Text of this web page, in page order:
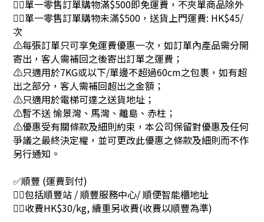
👉🏻單一零售訂單購物滿$500即免運費，不夾單商品除外
👉🏻單一零售訂單購物未滿$500，送貨上門運費: HK$45/
次
⚠每張訂單只可享免運費優惠一次，如訂單內產品需分開
寄出，客人需補回之後寄出訂單之運費；
⚠只適用於7KG或以下/單邊不超過60cm之包裹，如有超
出之部分，客人需補回超出之金額；
⚠只適用於電梯可達之送貨地址；
⚠暫不送 愉景灣、馬灣、離島、赤柱；
⚠優惠受有關條款及細則約束，本公司保留對優惠及任何
爭議之最終決定權，並可更改此優惠之條款及細則而不作
另行通知。
✅順豐 (運費到付)
👉🏻包括順豐站 / 順豐服務中心/ 順便智能櫃地址
👉🏻收費HK$30/kg, 續重另收費(收費以順豐為準)